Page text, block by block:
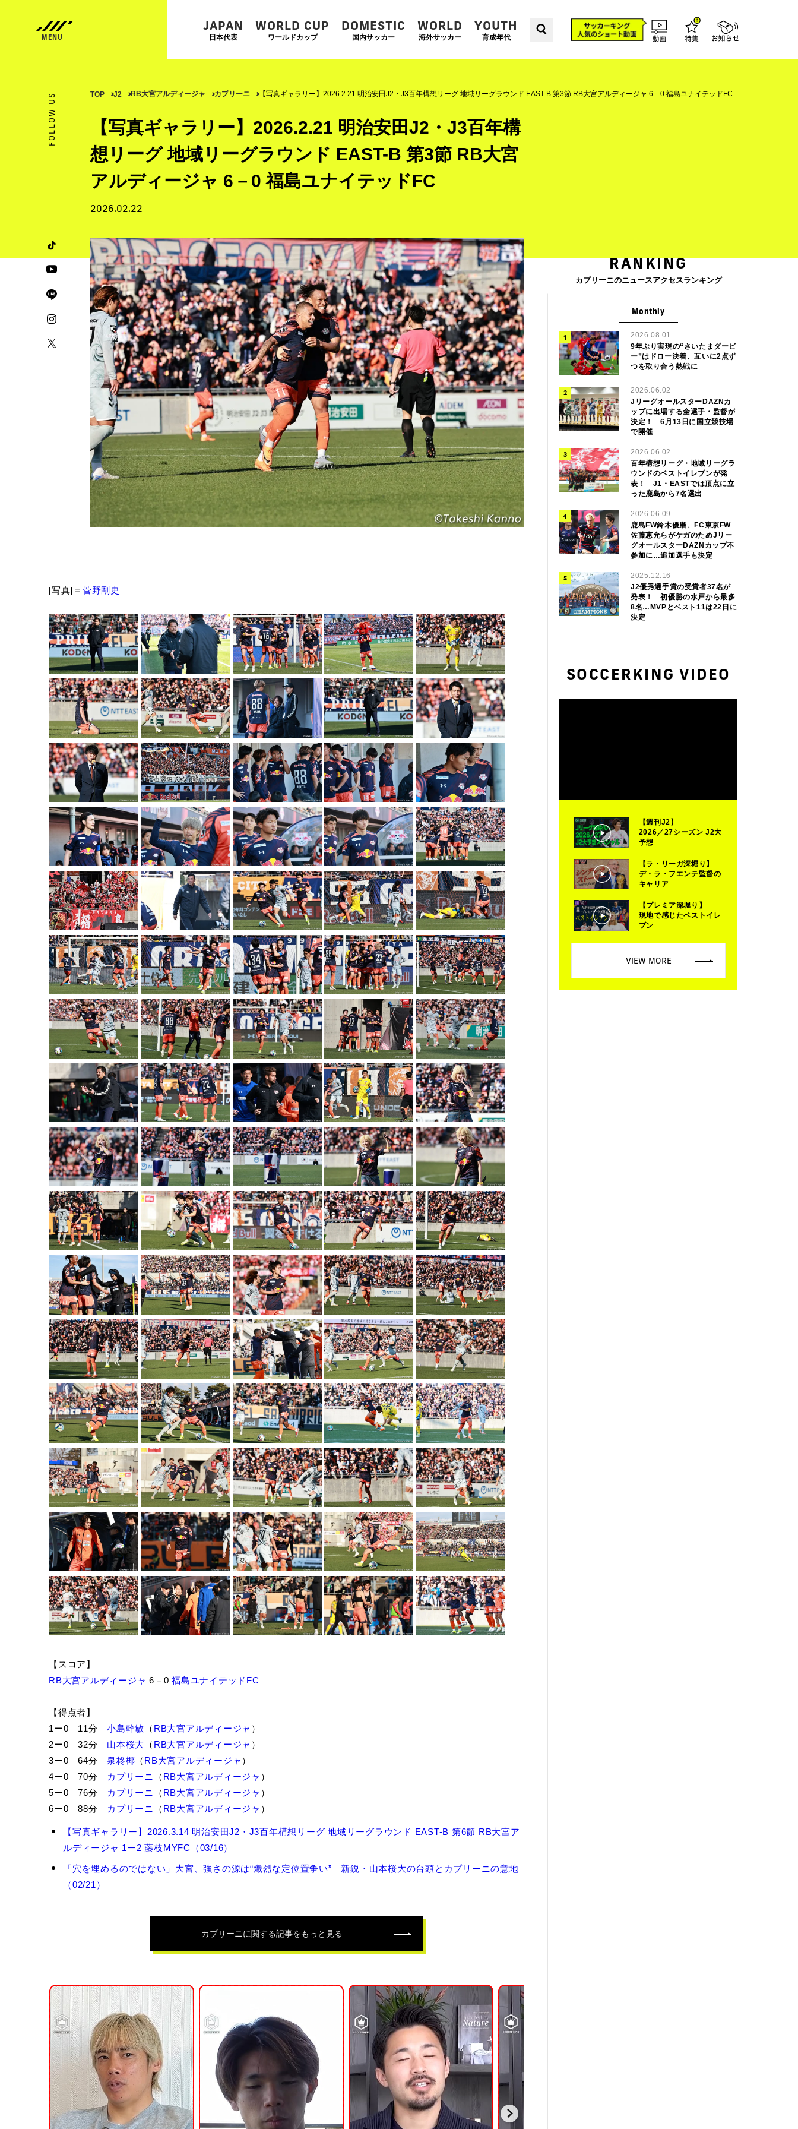
JAPAN
日本代表
WORLD CUP
ワールドカップ
DOMESTIC
国内サッカー
WORLD
海外サッカー
YOUTH
育成年代
FOLLOW US TOP J2 RB大宮アルディージャ カプリーニ 【写真ギャラリー】2026.2.21 明治安田J2・J3百年構想リーグ 地域リーグラウンド EAST-B 第3節 RB大宮アルディージャ 6－0 福島ユナイテッドFC
【写真ギャラリー】2026.2.21 明治安田J2・J3百年構
想リーグ 地域リーグラウンド EAST-B 第3節 RB大宮
アルディージャ 6－0 福島ユナイテッドFC
2026.02.22
[写真]＝ 菅野剛史
【スコア】
RB大宮アルディージャ 6－0 福島ユナイテッドFC
【得点者】
1ー0 11分 小島幹敏 （ RB大宮アルディージャ ）
2ー0 32分 山本桜大 （ RB大宮アルディージャ ）
3ー0 64分 泉柊椰 （ RB大宮アルディージャ ）
4ー0 70分
カプリーニ （ RB大宮アルディージャ ）
5ー0 76分
カプリーニ （ RB大宮アルディージャ ）
6ー0 88分
カプリーニ （ RB大宮アルディージャ ）
カ
ー
【写真ギャラリー】2026.3.14 明治安田J2・J3百年構想リーグ 地域リーグラウンド EAST-B 第6節 RB大宮ア
ルディージャ 1ー2 藤枝MYFC（03/16）
「穴を埋めるのではない」大宮、強さの源は“熾烈な定位置争い” 新鋭・山本桜大の台頭とカプリーニの意地
（02/21）
カプリーニに関する記事をもっと見る
RANKING
カプリーニのニュースアクセスランキング
Monthly
2026.08.01
9年ぶり実現の“さいたまダービ
ー”はドロー決着、互いに2点ず
つを取り合う熱戦に
2026.06.02
JリーグオールスターDAZNカ
ップに出場する全選手・監督が
決定！ 6月13日に国立競技場
で開催
2026.06.02
百年構想リーグ・地域リーグラ
ウンドのベストイレブンが発
表！ J1・EASTでは頂点に立
った鹿島から7名選出
2026.06.09
鹿島FW鈴木優磨、FC東京FW
佐藤恵允らがケガのためJリー
グオールスターDAZNカップ不
参加に…追加選手も決定
2025.12.16
J2優秀選手賞の受賞者37名が
発表！ 初優勝の水戸から最多
8名…MVPとベスト11は22日に
決定
SOCCERKING VIDEO
【週刊J2】
2026／27シーズン J2大
予想
【ラ・リーガ深堀り】
デ・ラ・フエンテ監督の
キャリア
【プレミア深堀り】
現地で感じたベストイレ
ブン
VIEW MORE